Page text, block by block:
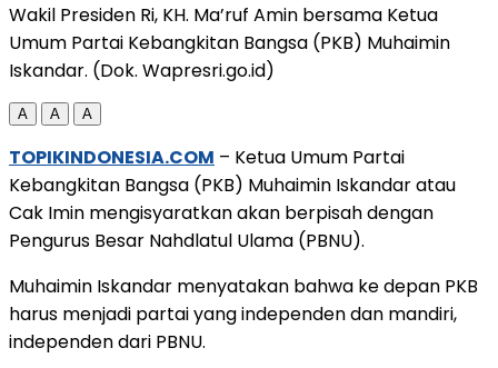
Wakil Presiden Ri, KH. Ma’ruf Amin bersama Ketua
Umum Partai Kebangkitan Bangsa (PKB) Muhaimin
Iskandar. (Dok. Wapresri.go.id)
A A A
TOPIKINDONESIA.COM – Ketua Umum Partai
Kebangkitan Bangsa (PKB) Muhaimin Iskandar atau
Cak Imin mengisyaratkan akan berpisah dengan
Pengurus Besar Nahdlatul Ulama (PBNU).
Muhaimin Iskandar menyatakan bahwa ke depan PKB
harus menjadi partai yang independen dan mandiri,
independen dari PBNU.